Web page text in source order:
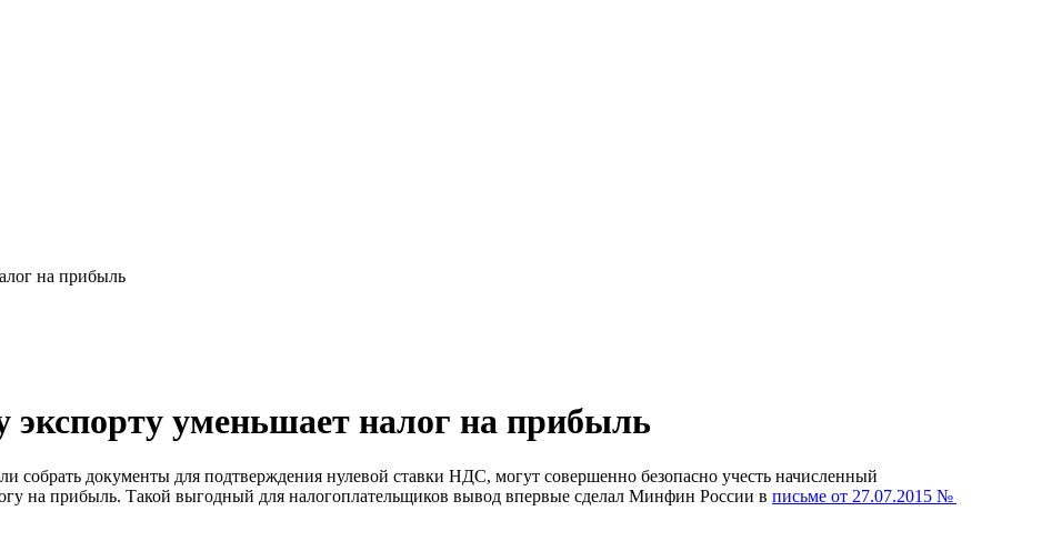
на прибыль
уменьшает налог на прибыль
документы для подтверждения нулевой ставки НДС, могут совершенно безопасно учесть начисленный
на прибыль. Такой выгодный для налогоплательщиков вывод впервые сделал Минфин России в письме от 27.07.2015 №